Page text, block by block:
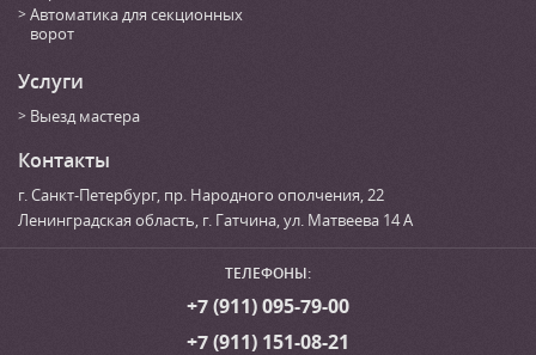
Автоматика для секционных
ворот
Услуги
Выезд мастера
Контакты
г. Санкт-Петербург, пр. Народного ополчения, 22
Ленинградская область, г. Гатчина,ул. Матвеева 14 А
ТЕЛЕФОНЫ:
+7 (911) 095-79-00
+7 (911) 151-08-21